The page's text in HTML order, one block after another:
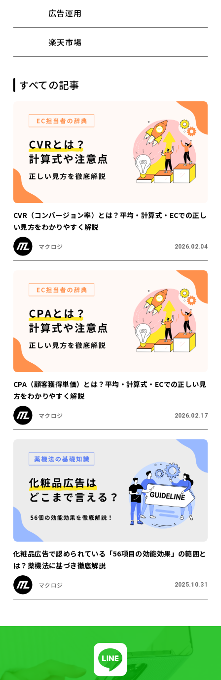
広告運用
楽天市場
すべての記事
CVR（コンバージョン率）とは？平均・計算式・ECでの正し
い見方をわかりやすく解説
マクロジ 2026.02.04
CPA（顧客獲得単価）とは？平均・計算式・ECでの正しい見
方をわかりやすく解説
マクロジ 2026.02.17
化粧品広告で認められている「56項目の効能効果」の範囲と
は？薬機法に基づき徹底解説
マクロジ 2025.10.31